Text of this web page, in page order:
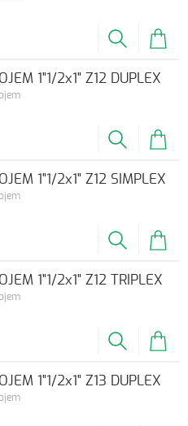
1"1/2x1" Z12 DUPLEX
1"1/2x1" Z12 SIMPLEX
1"1/2x1" Z12 TRIPLEX
1"1/2x1" Z13 DUPLEX